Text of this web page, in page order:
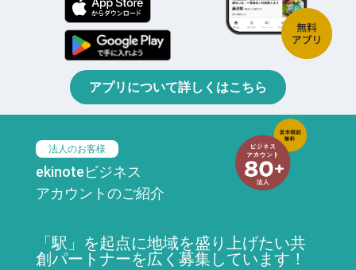
アプリについて詳しくはこちら
法人のお客様
ekinoteビジネス
アカウントのご紹介
「駅」を起点に地域を盛り上げたい共
創パートナーを広く募集しています！